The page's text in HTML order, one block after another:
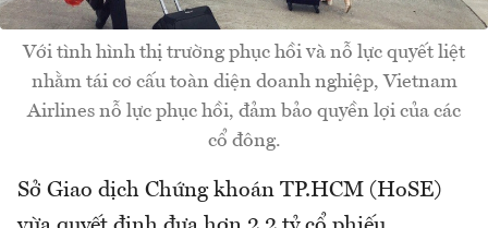
Với tình hình thị trường phục hồi và nỗ lực quyết liệt
nhằm tái cơ cấu toàn diện doanh nghiệp, Vietnam
Airlines nỗ lực phục hồi, đảm bảo quyền lợi của các
cổ đông.
Sở Giao dịch Chứng khoán TP.HCM (HoSE)